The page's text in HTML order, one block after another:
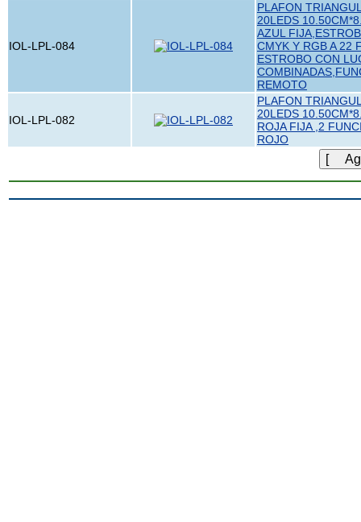
IOL-LPL-084
PLAFON
20LEDS
AZUL
CMYK Y RGB A 22
ESTROBO CON
REMOTO
IOL-LPL-082
PLAFON
20LEDS
ROJA FIJA ,2
ROJO